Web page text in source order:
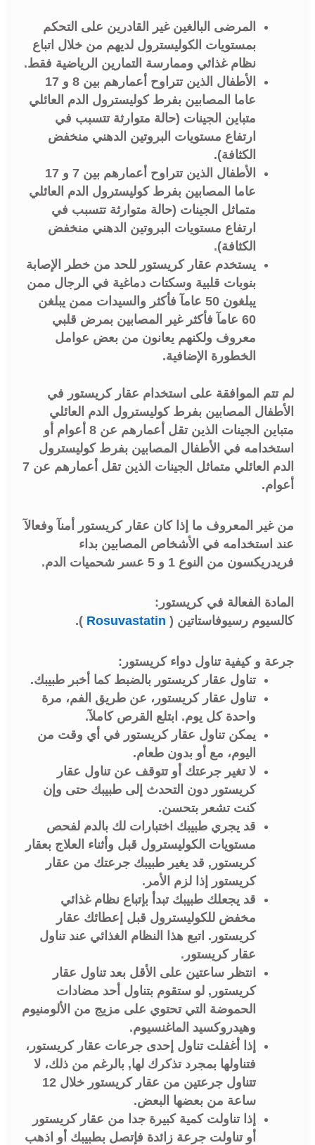
المرضى البالغين غير القادرين على التحكم
بمستويات الكوليسترول لديهم من خلال اتباع
نظام غذائي وممارسة التمارين الرياضية فقط.
الأطفال الذين تتراوح أعمارهم بين 8 و 17
عاما المصابين بفرط كوليسترول الدم العائلي
متباين الجينات (حالة متوارثة تتسبب في
ارتفاع مستويات البروتين الدهني منخفض
الكثافة).
الأطفال الذين تتراوح أعمارهم بين 7 و 17
عاما المصابين بفرط كوليسترول الدم العائلي
متماثل الجينات (حالة متوارثة تتسبب في
ارتفاع مستويات البروتين الدهني منخفض
الكثافة).
يستخدم عقار كريستور للحد من خطر الإصابة
بنوبات قلبية وسكتات دماغية في الرجال ممن
يبلغون 50 عامآ فأكثر والسيدات ممن يبلغن
60 عامآ فأكثر غير المصابين بمرض قلبي
معروف ولكنهم يعانون من بعض عوامل
الخطورة الإضافية.
لم تتم الموافقة على استخدام عقار كريستور في
الأطفال المصابين بفرط كوليسترول الدم العائلي
متباين الجينات الذين تقل أعمارهم عن 8 أعوام أو
استخدامه في الأطفال المصابين بفرط كوليسترول
الدم العائلي متماثل الجينات الذين تقل أعمارهم عن 7
أعوام.
من غير المعروف ما إذا كان عقار كريستور أمنآ وفعالآ
عند استخدامه في الأشخاص المصابين بداء
فريدريكسون من النوع 1 و 5 عسر شحميات الدم.
المادة الفعالة في كريستور:
كالسيوم رسيوفاستاتين ( Rosuvastatin
).
جرعة و كيفية تناول دواء كريستور:
تناول عقار كريستور بالضبط كما أخبر طبيبك.
تناول عقار كريستور، عن طريق الفم، مرة
واحدة كل يوم. ابتلع القرص كاملآ.
يمكن تناول عقار كريستور في أي وقت من
اليوم، مع أو بدون طعام.
لا تغير جرعتك أو تتوقف عن تناول عقار
كريستور دون التحدث إلى طبيبك حتى وإن
كنت تشعر بتحسن.
قد يجري طبيبك اختبارات لك بالدم لفحص
مستويات الكوليسترول قبل وأثناء العلاج بعقار
كريستور, قد يغير طبيبك جرعتك من عقار
كريستور إذا لزم الأمر.
قد يجعلك طبيبك تبدأ بإتباع نظام غذائي
مخفض للكوليسترول قبل إعطائك عقار
كريستور. اتبع هذا النظام الغذائي عند تناول
عقار كريستور.
انتظر ساعتين على الأقل بعد تناول عقار
كريستور, لو ستقوم بتناول أحد مضادات
الحموضة التي تحتوي على مزيج من الألومنيوم
وهيدروكسيد الماغنسيوم.
إذا أغفلت تناول إحدى جرعات عقار كريستور،
فتناولها بمجرد تذكرك لها, بالرغم من ذلك، لا
تتناول جرعتين من عقار كريستور خلال 12
ساعة من بعضها البعض.
إذا تناولت كمية كبيرة جدا من عقار كريستور
أو تناولت جرعة زائدة فإتصل بطبيبك أو اذهب